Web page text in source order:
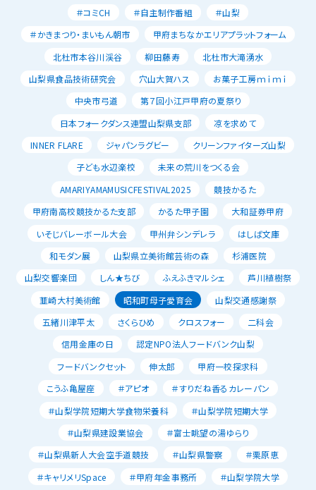
＃コミCH
＃自主制作番組
＃山梨
＃かきまつり・まいもん朝市
甲府まちなかエリアプラットフォーム
北杜市本谷川渓谷
柳田藤寿
北杜市大滝湧水
山梨県食品技術研究会
穴山大賀ハス
お菓子工房ｍｉｍｉ
中央市弓道
第７回小江戸甲府の夏祭り
日本フォークダンス連盟山梨県支部
凉を求めて
INNER FLARE
ジャパンラグビー
クリーンファイターズ山梨
子ども水辺楽校
未来の荒川をつくる会
AMARIYAMAMUSICFESTIVAL2025
競技かるた
甲府南高校競技かるた支部
かるた甲子園
大和証券甲府
いそじバレーボール大会
甲州弁シンデレラ
はしば文庫
和モダン展
山梨県立美術館芸術の森
杉浦医院
山梨交響楽団
しん★ちび ふえふきマルシェ
芦川植樹祭
韮崎大村美術館
昭和町母子愛育会
山梨交通感謝祭
五緒川津平太
さくらひめ クロスフォー
二科会
信用金庫の日
認定NPO法人フードバンク山梨
フードバンクセット
伸太郎
甲府一校探求科
こうふ亀屋座
＃アピオ
＃すりだね香るカレーパン
＃山梨学院短期大学食物栄養科
＃山梨学院短期大学
＃山梨県建設業協会
＃富士眺望の湯ゆらり
＃山梨県新人大会空手道競技
＃山梨県警察
＃栗原恵
＃キャリメリSpace
＃甲府年金事務所
＃山梨学院大学